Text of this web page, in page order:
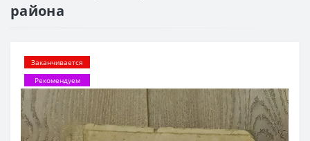
района
Заканчивается
Рекомендуем